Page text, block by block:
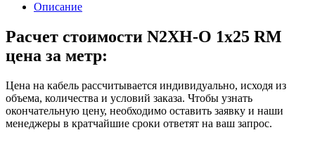
Описание
Расчет стоимости N2XH-O 1x25 RM
цена за метр:
Цена на кабель рассчитывается индивидуально, исходя из
объема, количества и условий заказа. Чтобы узнать
окончательную цену, необходимо оставить заявку и наши
менеджеры в кратчайшие сроки ответят на ваш запрос.